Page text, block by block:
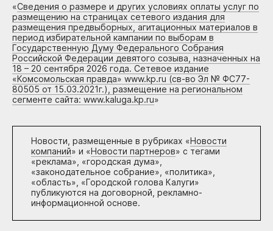
«Сведения о размере и других условиях оплаты услуг по
размещению на страницах сетевого издания для
размещения предвыборных, агитационных материалов в
период избирательной кампании по выборам в
Государственную Думу Федерального Собрания
Российской Федерации девятого созыва, назначенных на
18 – 20 сентября 2026 года. Сетевое издание
«Комсомольская правда» www.kp.ru (св-во Эл № ФС77-
80505 от 15.03.2021г.), размещение на региональном
сегменте сайта: www.kaluga.kp.ru»
Новости, размещенные в рубриках «Новости
компаний» и «Новости партнеров» с тегами
«реклама», «городская дума»,
«законодательное собрание», «политика»,
«область», «Городской голова Калуги»
публикуются на договорной, рекламно-
информационной основе.